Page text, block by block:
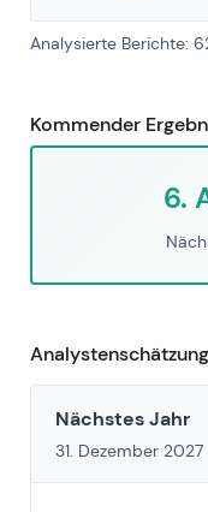
Analysierte Berichte:
Kommender
6.
Nächstes Jahr
31. Dezember 2027